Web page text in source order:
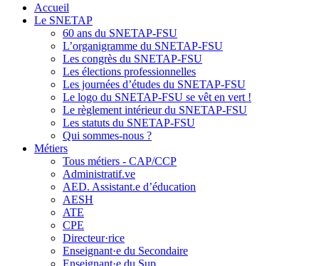
Accueil
Le SNETAP
60 ans du SNETAP-FSU
L’organigramme du SNETAP-FSU
Les congrès du SNETAP-FSU
Les élections professionnelles
Les journées d’études du SNETAP-FSU
Le logo du SNETAP-FSU se vêt en vert !
Le règlement intérieur du SNETAP-FSU
Les statuts du SNETAP-FSU
Qui sommes-nous ?
Métiers
Tous métiers - CAP/CCP
Administratif.ve
AED. Assistant.e d’éducation
AESH
ATE
CPE
Directeur·rice
Enseignant·e du Secondaire
Enseignant·e du Sup